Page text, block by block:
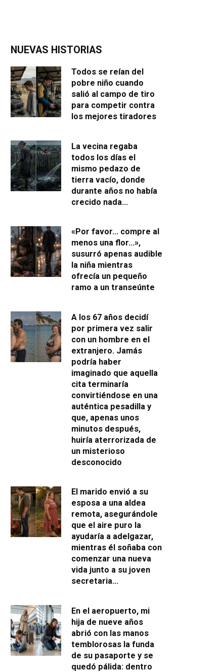
NUEVAS HISTORIAS
Todos se reían del
pobre niño cuando
salió al campo de tiro
para competir contra
los mejores tiradores
La vecina regaba
todos los días el
mismo pedazo de
tierra vacío, donde
durante años no había
crecido nada…
«Por favor… compre al
menos una flor…»,
susurró apenas audible
la niña mientras
ofrecía un pequeño
ramo a un transeúnte
A los 67 años decidí
por primera vez salir
con un hombre en el
extranjero. Jamás
podría haber
imaginado que aquella
cita terminaría
convirtiéndose en una
auténtica pesadilla y
que, apenas unos
minutos después,
huiría aterrorizada de
un misterioso
desconocido
El marido envió a su
esposa a una aldea
remota, asegurándole
que el aire puro la
ayudaría a adelgazar,
mientras él soñaba con
comenzar una nueva
vida junto a su joven
secretaria…
En el aeropuerto, mi
hija de nueve años
abrió con las manos
temblorosas la funda
de su pasaporte y se
quedó pálida: dentro